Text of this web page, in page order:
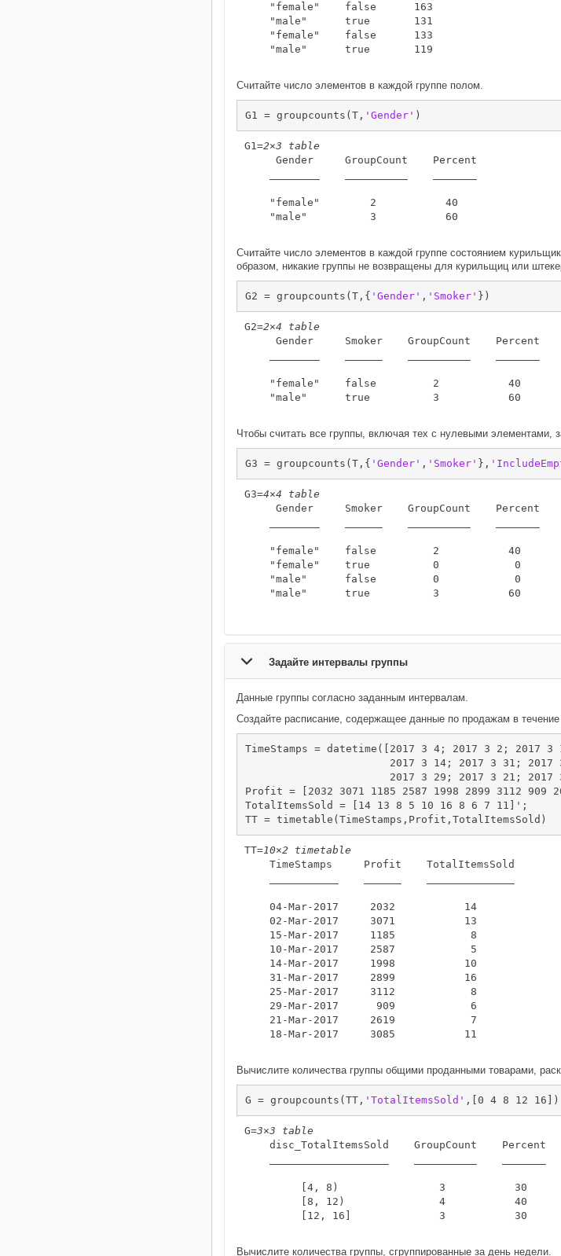
    "female"    false      163
    "male"      true       131
    "female"    false      133
    "male"      true       119
Считайте число элементов в каждой группе полом.
G1 = groupcounts(T, 'Gender' )
G1=2×3 table
     Gender     GroupCount    Percent
    "female"        2           40
    "male"          3           60
Считайте число элементов в каждой группе состоянием
образом, никакие группы не возвращены для курильщиц или
G2 = groupcounts(T,{ 'Gender' , 'Smoker' })
G2=2×4 table
     Gender     Smoker    GroupCount    Percent
    "female"    false         2           40
    "male"      true          3           60
Чтобы считать все группы, включая тех с нулевыми элементами,
G3 = groupcounts(T,{ 'Gender' , 'Smoker' },
G3=4×4 table
     Gender     Smoker    GroupCount    Percent
    "female"    false         2           40
    "female"    true          0            0
    "male"      false         0            0
    "male"      true          3           60
Задайте интервалы группы
Данные группы согласно заданным интервалам.
Создайте расписание, содержащее данные по продажам в
TimeStamps = datetime([2017 3 4; 2017 3 2; 2017 3
2017 3 14; 2017 3 31; 2017
2017 3 29; 2017 3 21; 2017
Profit = [2032 3071 1185 2587 1998 2899 3112 909
TotalItemsSold = [14 13 8 5 10 16 8 6 7 11]';
TT = timetable(TimeStamps,Profit,TotalItemsSold)
TT=10×2 timetable
    TimeStamps     Profit    TotalItemsSold
    04-Mar-2017     2032           14
    02-Mar-2017     3071           13
    15-Mar-2017     1185            8
    10-Mar-2017     2587            5
    14-Mar-2017     1998           10
    31-Mar-2017     2899           16
    25-Mar-2017     3112            8
    29-Mar-2017      909            6
    21-Mar-2017     2619            7
    18-Mar-2017     3085           11
Вычислите количества группы общими проданными товарами,
G = groupcounts(TT, 'TotalItemsSold' ,[0 4 8 12 16])
G=3×3 table
    disc_TotalItemsSold    GroupCount    Percent
         [4, 8)                3           30
         [8, 12)               4           40
         [12, 16]              3           30
Вычислите количества группы, сгруппированные за день недели.